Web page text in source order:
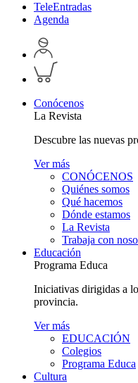
TeleEntradas
Agenda
Acceder
a
perfil
personal
Inspeccionar
carrito
Conócenos
La Revista
Descubre las nuevas
Ver más
CONÓCENOS
Quiénes somos
Qué hacemos
Dónde estamos
La Revista
Trabaja con
Educación
Programa Educa
Iniciativas dirigidas a
provincia.
Ver más
EDUCACIÓN
Colegios
Programa Educa
Cultura